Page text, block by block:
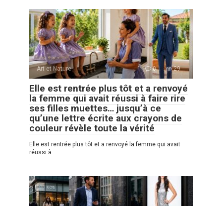
Art et Nature 0 29
Elle est rentrée plus tôt et a renvoyé
la femme qui avait réussi à faire rire
ses filles muettes… jusqu’à ce
qu’une lettre écrite aux crayons de
couleur révèle toute la vérité
Elle est rentrée plus tôt et a renvoyé la femme qui avait
réussi à